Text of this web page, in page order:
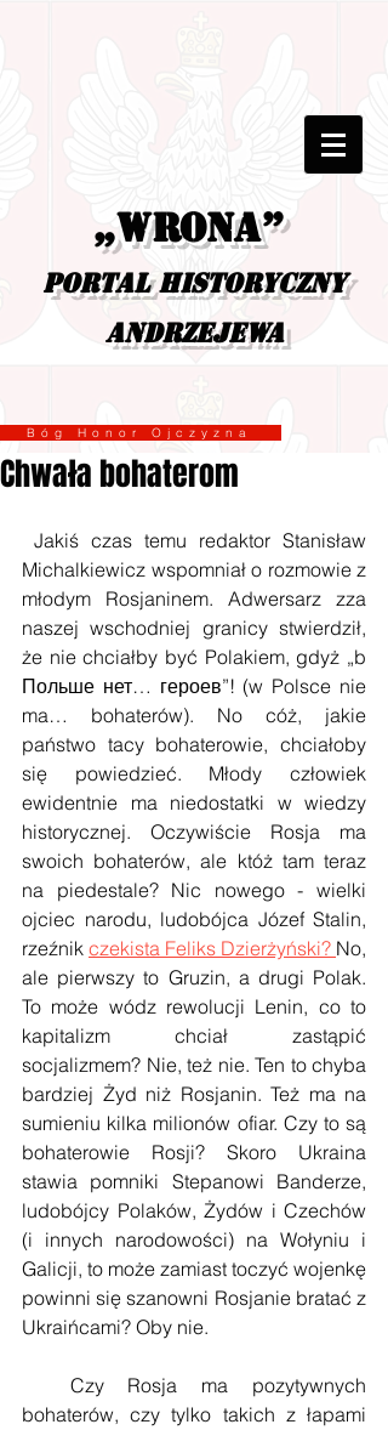
„Wrona”
portal historyczny
Andrzejewa
Honor Ojczyzna
Chwała bohaterom
Michalkiewicz wspomniał o rozmowie z
młodym Rosjaninem. Adwersarz zza
naszej wschodniej granicy stwierdził,
że nie chciałby być Polakiem, gdyż „b
Польше нет… героев”! (w Polsce nie
ma… bohaterów). No cóż, jakie
państwo tacy bohaterowie, chciałoby
się powiedzieć. Młody człowiek
ewidentnie ma niedostatki w wiedzy
historycznej. Oczywiście Rosja ma
swoich bohaterów, ale któż tam teraz
na piedestale? Nic nowego - wielki
ojciec narodu, ludobójca Józef Stalin,
rzeźnik czekista Feliks Dzierżyński? No,
ale pierwszy to Gruzin, a drugi Polak.
To może wódz rewolucji Lenin, co to
kapitalizm chciał zastąpić
socjalizmem? Nie, też nie. Ten to chyba
bardziej Żyd niż Rosjanin. Też ma na
sumieniu kilka milionów ofiar. Czy to są
bohaterowie Rosji? Skoro Ukraina
stawia pomniki Stepanowi Banderze,
ludobójcy Polaków, Żydów i Czechów
(i innych narodowości) na Wołyniu i
Galicji, to może zamiast toczyć wojenkę
powinni się szanowni Rosjanie bratać z
Ukraińcami? Oby nie.
bohaterów, czy tylko takich z łapami